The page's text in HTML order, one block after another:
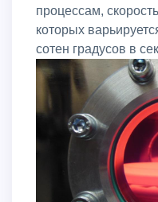
процессам,
которых
сотен градусов в